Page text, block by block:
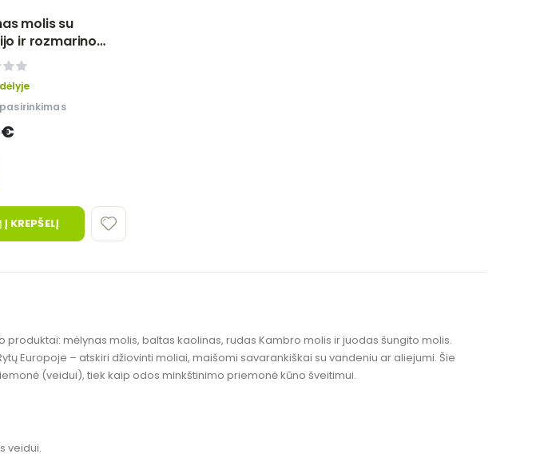
molis su
ir rozmarino
40 g - Elen
€
Į KREPŠELĮ
mėlynas molis, baltas kaolinas, rudas Kambro molis ir juodas šungito molis.
Europoje – atskiri džiovinti moliai, maišomi savarankiškai su vandeniu ar aliejumi. Šie
(veidui), tiek kaip odos minkštinimo priemonė kūno šveitimui.
veidui.